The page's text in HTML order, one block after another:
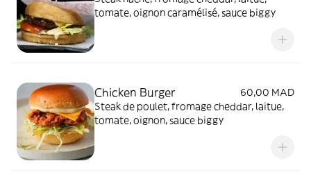
tomate, oignon caramélisé, sauce biggy
Chicken Burger
60,00 MAD
Steak de poulet, fromage cheddar, laitue,
tomate, oignon, sauce biggy